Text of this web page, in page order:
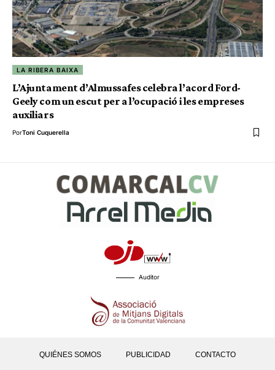
LA RIBERA BAIXA
L’Ajuntament d’Almussafes celebra l’acord Ford-
Geely com un escut per a l’ocupació i les empreses
auxiliars
PorToni Cuquerella
Auditor
QUIÉNES SOMOS PUBLICIDAD CONTACTO